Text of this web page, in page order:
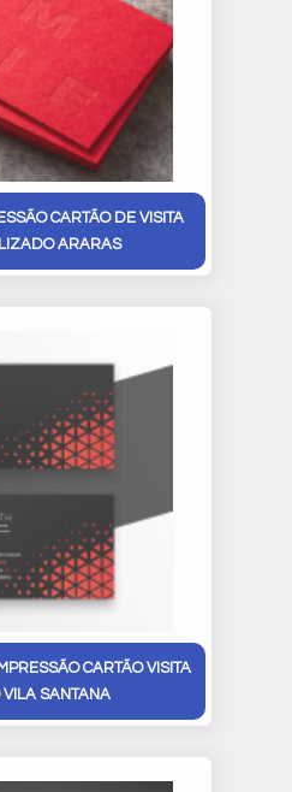
CARTÃO DE VISITA
ARARAS
CARTÃO VISITA
VILA SANTANA